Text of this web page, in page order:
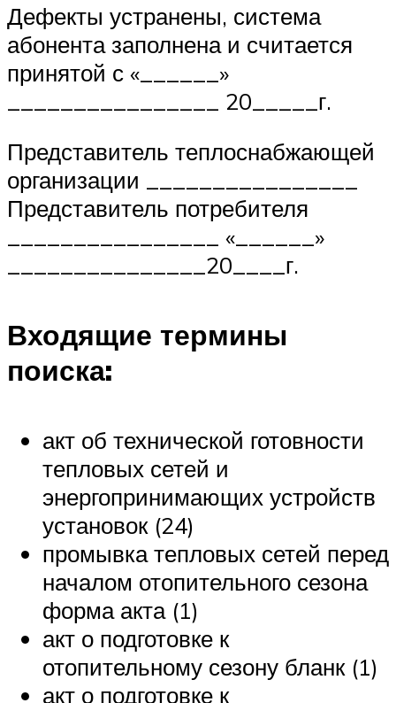
Дефекты устранены, система
абонента заполнена и считается
принятой с «______»
________________ 20_____г.
Представитель теплоснабжающей
организации ________________
Представитель потребителя
________________ «______»
_______________20____г.
Входящие термины
поиска:
акт об технической готовности
тепловых сетей и
энергопринимающих устройств
установок (24)
промывка тепловых сетей перед
началом отопительного сезона
форма акта (1)
акт о подготовке к
отопительному сезону бланк (1)
акт о подготовке к